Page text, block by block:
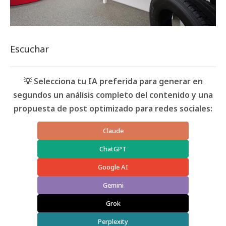
Escuchar
💡 Selecciona tu IA preferida para generar en
segundos un análisis completo del contenido y una
propuesta de post optimizado para redes sociales:
Claude
ChatGPT
Google AI
Gemini
Grok
Perplexity